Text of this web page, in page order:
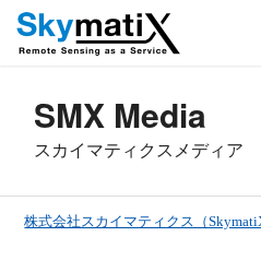
SMX Media
スカイマティクスメディア
株式会社スカイマティクス（